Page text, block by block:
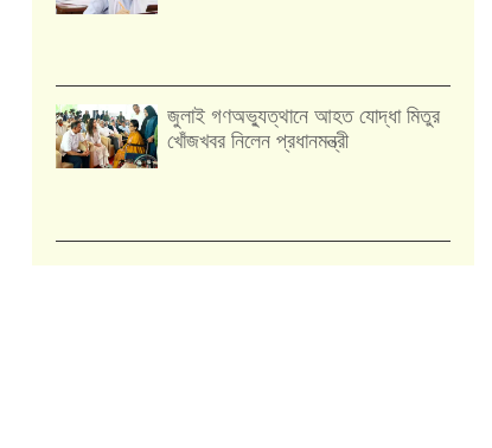
জুলাই গণঅভ্যুত্থানে আহত যোদ্ধা মিতুর
খোঁজখবর নিলেন প্রধানমন্ত্রী